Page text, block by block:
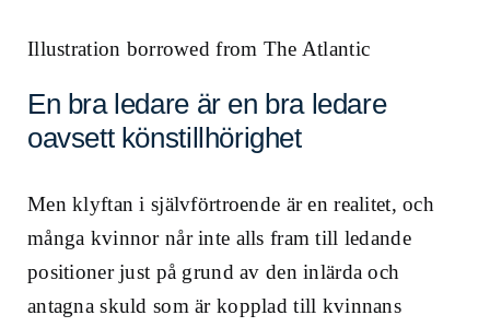
Illustration borrowed from The Atlantic
En bra ledare är en bra ledare
oavsett könstillhörighet
Men klyftan i självförtroende är en realitet, och
många kvinnor når inte alls fram till ledande
positioner just på grund av den inlärda och
antagna skuld som är kopplad till kvinnans